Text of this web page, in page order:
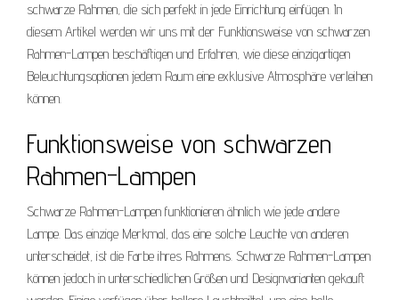
schwarze Rahmen, die sich perfekt in jede Einrichtung einfügen. In
diesem Artikel werden wir uns mit der Funktionsweise von schwarzen
Rahmen-Lampen beschäftigen und Erfahren, wie diese einzigartigen
Beleuchtungsoptionen jedem Raum eine exklusive Atmosphäre verleihen
können.
Funktionsweise von schwarzen
Rahmen-Lampen
Schwarze Rahmen-Lampen funktionieren ähnlich wie jede andere
Lampe. Das einzige Merkmal, das eine solche Leuchte von anderen
unterscheidet, ist die Farbe ihres Rahmens. Schwarze Rahmen-Lampen
können jedoch in unterschiedlichen Größen und Designvarianten gekauft